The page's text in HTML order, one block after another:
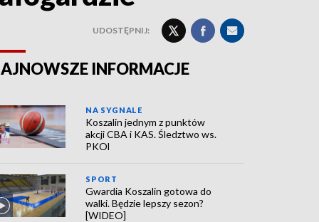
UDOSTĘPNIJ:
INFORMACJE
NA SYGNALE
Koszalin jednym z punktów
akcji CBA i KAS. Śledztwo ws.
PKOl
SPORT
Gwardia Koszalin gotowa do
walki. Będzie lepszy sezon?
[WIDEO]